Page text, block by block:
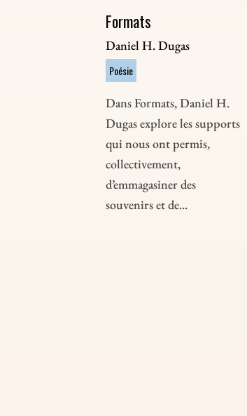
Formats
Daniel H. Dugas
Poésie
Dans Formats, Daniel H.
Dugas explore les supports
qui nous ont permis,
collectivement,
d’emmagasiner des
souvenirs et de...